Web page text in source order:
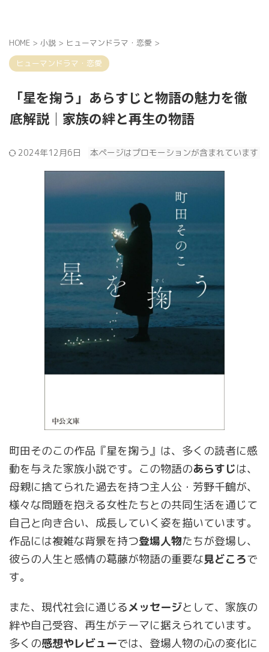
HOME > 小説 > ヒューマンドラマ・恋愛 >
ヒューマンドラマ・恋愛
「星を掬う」あらすじと物語の魅力を徹
底解説｜家族の絆と再生の物語
2024年12月6日 本ページはプロモーションが含まれています
町田そのこの作品『星を掬う』は、多くの読者に感
動を与えた家族小説です。この物語のあらすじは、
母親に捨てられた過去を持つ主人公・芳野千鶴が、
様々な問題を抱える女性たちとの共同生活を通じて
自己と向き合い、成長していく姿を描いています。
作品には複雑な背景を持つ登場人物たちが登場し、
彼らの人生と感情の葛藤が物語の重要な見どころで
す。
また、現代社会に通じるメッセージとして、家族の
絆や自己受容、再生がテーマに据えられています。
多くの感想やレビューでは、登場人物の心の変化に